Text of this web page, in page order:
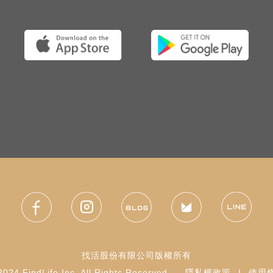
找活股份有限公司版權所有